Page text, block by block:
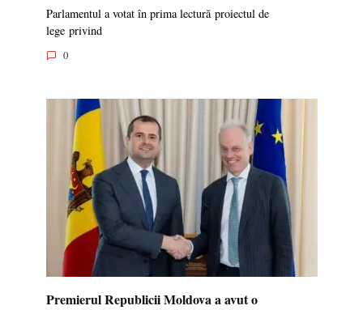
Parlamentul a votat în prima lectură proiectul de
lege privind
0
Premierul Republicii Moldova a avut o